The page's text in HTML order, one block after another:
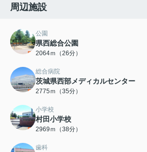
周辺施設
公園
県西総合公園
2064ｍ（26分）
総合病院
茨城県西部メディカルセンター
2775ｍ（35分）
小学校
村田小学校
2969ｍ（38分）
歯科